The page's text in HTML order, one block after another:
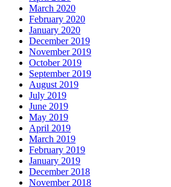
March 2020
February 2020
January 2020
December 2019
November 2019
October 2019
September 2019
August 2019
July 2019
June 2019
May 2019
April 2019
March 2019
February 2019
January 2019
December 2018
November 2018